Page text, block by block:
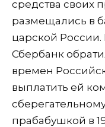
средства своих
размещались в
царской России.
Сбербанк
времен
выплатить ей
прабабушкой в